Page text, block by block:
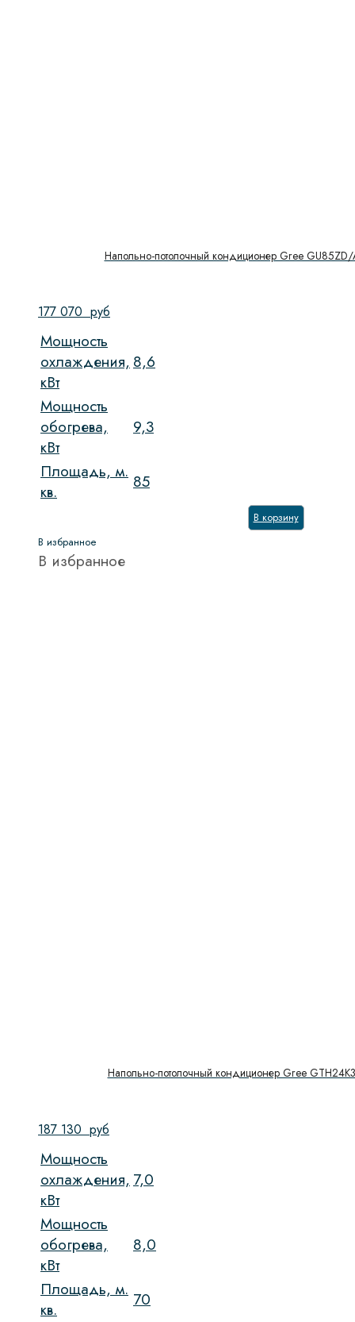
Напольно-потолочный кондиционер Gree
177 070 руб
Мощность
охлаждения,
кВт
8,6
Мощность
обогрева,
кВт
9,3
Площадь, м.
кв.
85
В корзину
В избранное
В избранное
Напольно-потолочный кондиционер Gree
187 130 руб
Мощность
охлаждения,
кВт
7,0
Мощность
обогрева,
кВт
8,0
Площадь, м.
кв.
70